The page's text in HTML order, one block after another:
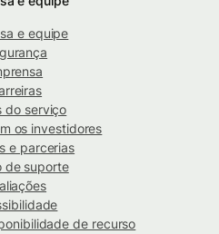
e equipe
do serviço
os investidores
e parcerias
de suporte
de recurso